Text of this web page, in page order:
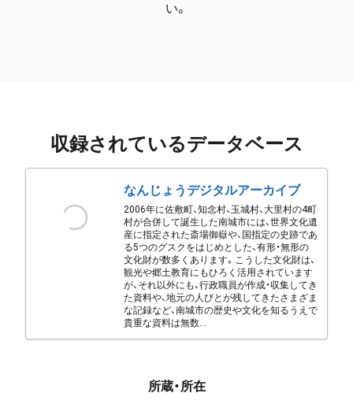
い。
収録されているデータベース
なんじょうデジタルアーカイブ
2006年に佐敷町、知念村、玉城村、大里村の4町
村が合併して誕生した南城市には、世界文化遺
産に指定された斎場御嶽や、国指定の史跡であ
る5つのグスクをはじめとした、有形・無形の
文化財が数多くあります。こうした文化財は、
観光や郷土教育にもひろく活用されています
が、それ以外にも、行政職員が作成・収集してき
た資料や、地元の人びとが残してきたさまざま
な記録など、南城市の歴史や文化を知るうえで
貴重な資料は無数...
所蔵・所在